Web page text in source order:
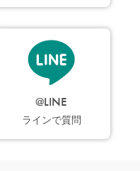
@LINE
ラインで質問